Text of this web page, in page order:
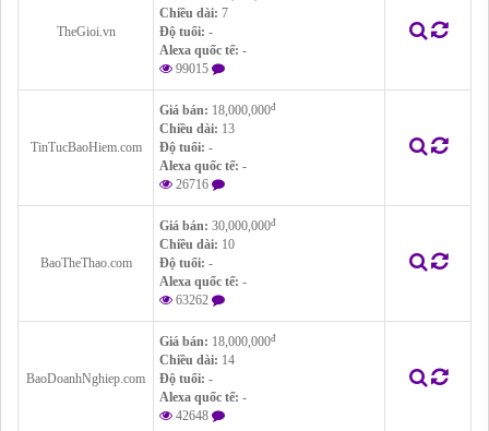
TheGioi.vn
Chiều dài: 7
Độ tuổi: -
Alexa quốc tế: -
99015
TinTucBaoHiem.com
Giá bán: 18,000,000đ
Chiều dài: 13
Độ tuổi: -
Alexa quốc tế: -
26716
BaoTheThao.com
Giá bán: 30,000,000đ
Chiều dài: 10
Độ tuổi: -
Alexa quốc tế: -
63262
BaoDoanhNghiep.com
Giá bán: 18,000,000đ
Chiều dài: 14
Độ tuổi: -
Alexa quốc tế: -
42648